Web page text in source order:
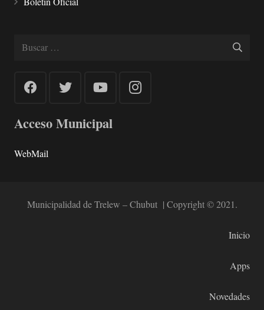
Buscar:
Acceso Municipal
WebMail
Municipalidad de Trelew – Chubut | Copyright © 2021.
Inicio
Apps
Novedades